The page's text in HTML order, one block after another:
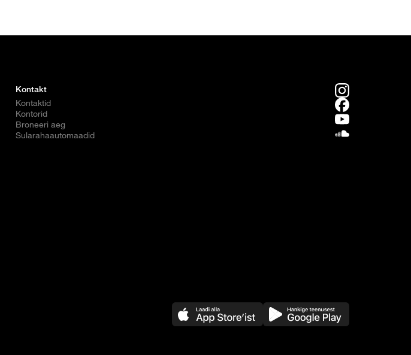
Kontakt
Kontaktid
Kontorid
Broneeri aeg
Sularahaautomaadid